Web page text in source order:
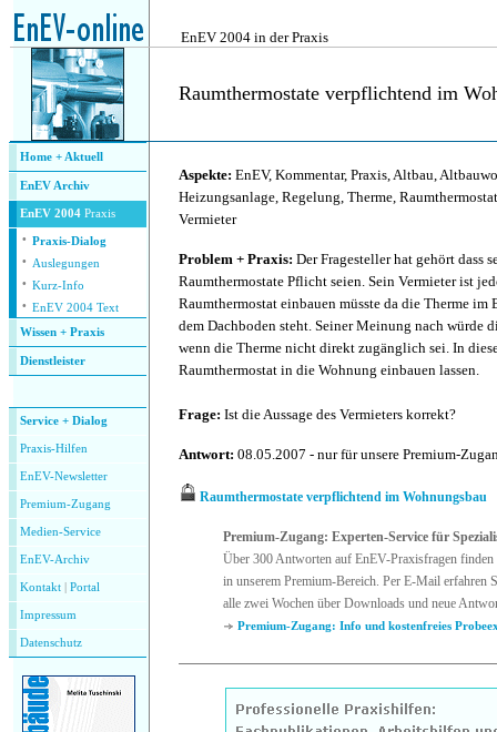
EnEV 2004 in der Praxis
Raumthermostate verpflichtend im
Home + Aktuell
EnEV Archiv
EnEV 2004 Praxis
· Praxis-Dialog
· Auslegungen
· Kurz-Info
· EnEV 2004 Text
Wissen + Praxis
Dienstleister
Service + Dialog
Praxis-Hilfen
EnEV-Newsletter
Premium-Zugang
Medien-Service
EnEV-Archiv
Kontakt Portal
Impressum
Datenschutz
Aspekte: EnEV, Kommentar, Praxis, Altbau,
Heizungsanlage, Regelung, Therme,
Vermieter
Problem + Praxis: Der Fragesteller hat gehört dass
Raumthermostate Pflicht seien. Sein Vermieter ist
Raumthermostat einbauen müsste da die Therme
dem Dachboden steht. Seiner Meinung nach würde
wenn die Therme nicht direkt zugänglich sei. In
Raumthermostat in die Wohnung einbauen lassen.
Frage: Ist die Aussage des Vermieters korrekt?
Antwort: 08.05.2007 - nur für unsere Premium-
Raumthermostate verpflichtend im Wohnungsbau
Premium-Zugang: Experten-Service für
Über 300 Antworten auf EnEV-Praxisfragen finden
in unserem Premium-Bereich. Per E-Mail erfahren
alle zwei Wochen über Downloads und neue
Premium-Zugang: Info und kostenfreies